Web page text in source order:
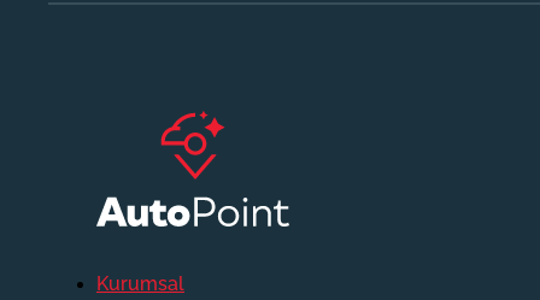
Kurumsal